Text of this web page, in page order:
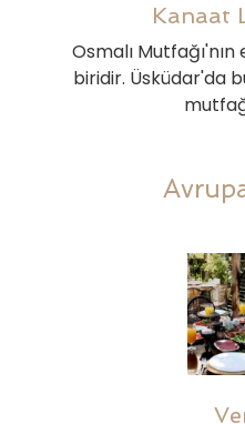
Kanaat
Osmalı
biridir. Üsküdar'da